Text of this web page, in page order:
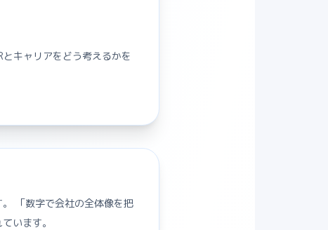
キャリアをどう考えるかを
「数字で会社の全体像を把
います。